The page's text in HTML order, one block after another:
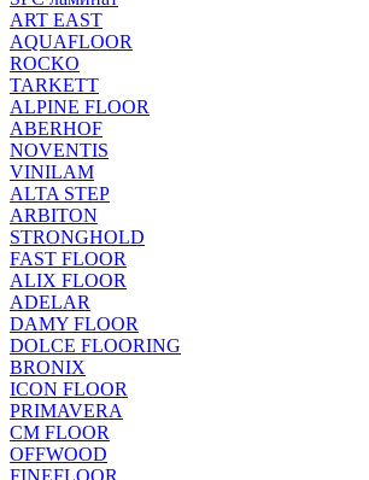
ART EAST
AQUAFLOOR
ROCKO
TARKETT
ALPINE FLOOR
ABERHOF
NOVENTIS
VINILAM
ALTA STEP
ARBITON
STRONGHOLD
FAST FLOOR
ALIX FLOOR
ADELAR
DAMY FLOOR
DOLCE FLOORING
BRONIX
ICON FLOOR
PRIMAVERA
CM FLOOR
OFFWOOD
FINEFLOOR